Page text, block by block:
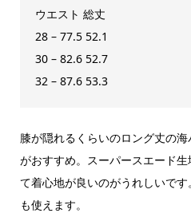
ウエスト 総丈
28 – 77.5 52.1
30 – 82.6 52.7
32 – 87.6 53.3
膝が隠れるくらいのロング丈の
がおすすめ。スーパースエード
て着心地が良いのがうれしいで
も使えます。